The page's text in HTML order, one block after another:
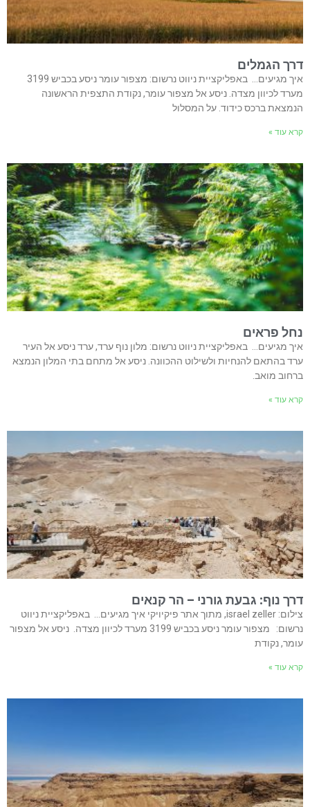
דרך הגמלים
איך מגיעים… באפליקציית ניווט נרשום: מצפור עומר ניסע בכביש 3199
מערד לכיוון מצדה. ניסע אל מצפור עומר, נקודת התצפית הראשונה
הנמצאת ברכס כידוד. על המסלול
קרא עוד »
נחל פראים
איך מגיעים… באפליקציית ניווט נרשום: מלון נוף ערד, ערד ניסע אל העיר
ערד בהתאם להנחיות ולשילוט ההכוונה. ניסע אל מתחם בתי המלון הנמצא
ברחוב מואב.
קרא עוד »
דרך נוף: גבעת גורני – הר קנאים
צילום: israel zeller, מתוך אתר פיקיויקי איך מגיעים… באפליקציית ניווט
נרשום: מצפור עומר ניסע בכביש 3199 מערד לכיוון מצדה. ניסע אל מצפור
עומר, נקודת
קרא עוד »